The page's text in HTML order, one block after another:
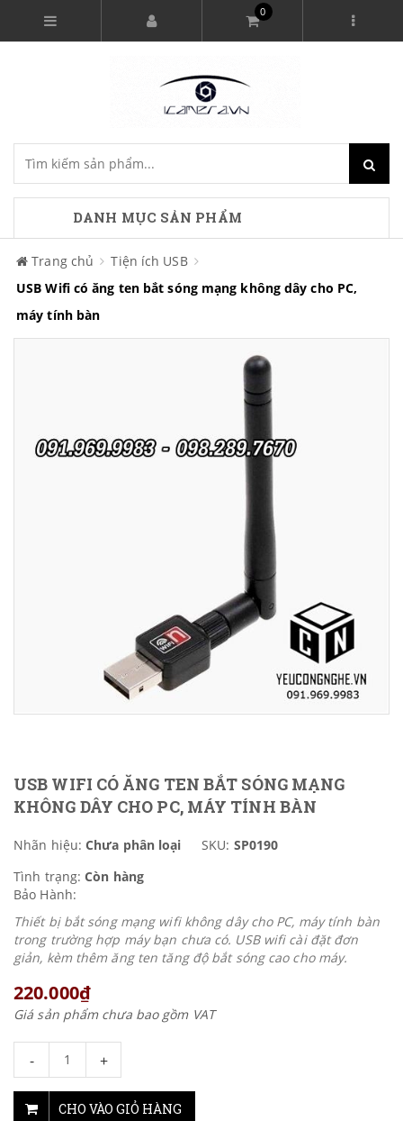
0
DANH MỤC SẢN PHẨM
Trang chủ
Tiện ích USB
USB Wifi có ăng ten bắt sóng mạng không dây cho PC,
máy tính bàn
USB WIFI CÓ ĂNG TEN BẮT SÓNG MẠNG
KHÔNG DÂY CHO PC, MÁY TÍNH BÀN
Nhãn hiệu: Chưa phân loại SKU: SP0190
Tình trạng: Còn hàng
Bảo Hành:
Thiết bị bắt sóng mạng wifi không dây cho PC, máy tính bàn
trong trường hợp máy bạn chưa có. USB wifi cài đặt đơn
giản, kèm thêm ăng ten tăng độ bắt sóng cao cho máy.
220.000₫
Giá sản phẩm chưa bao gồm VAT
- +
CHO VÀO GIỎ HÀNG